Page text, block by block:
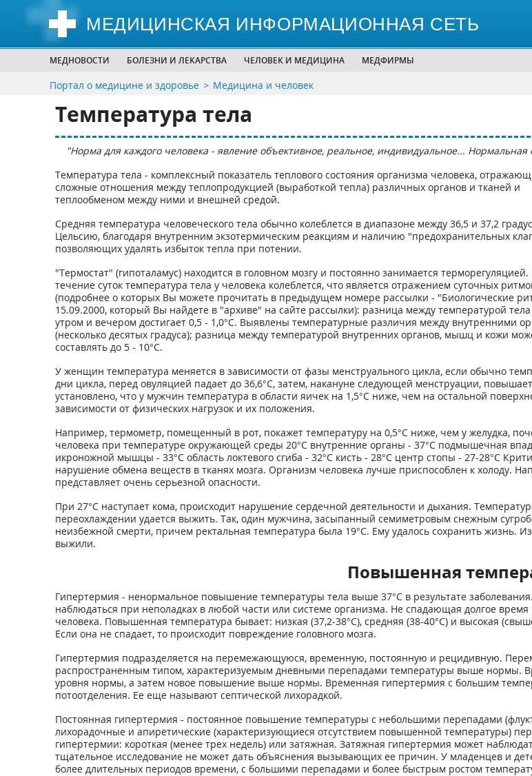
МЕДИЦИНСКАЯ ИНФОРМАЦИОННАЯ СЕТЬ
МЕДНОВОСТИ БОЛЕЗНИ И ЛЕКАРСТВА ЧЕЛОВЕК И МЕДИЦИНА МЕДФИРМЫ
Портал о медицине и здоровье Медицина и человек
Температура тела
"Норма для каждого человека - явление объективное, реальное, индивидуальное...
Температура тела - комплексный показатель теплового состояния организма человека,
сложные отношения между теплопродукцией (выработкой тепла) различных органов и тканей и
теплообменом между ними и внешней средой.
Средняя температура человеческого тела обычно колеблется в диапазоне между 36,5 и 37,2
Цельсию, благодаря внутренним экзотермическим реакциям и наличию "предохранительных
позволяющих удалять избыток тепла при потении.
"Термостат" (гипоталамус) находится в головном мозгу и постоянно занимается терморегуляцией.
течение суток температура тела у человека колеблется, что является отражением суточных
(подробнее о которых Вы можете прочитать в предыдущем номере рассылки - "Биологические
15.09.2000, который Вы найдете в "архиве" на сайте рассылки): разница между температурой
утром и вечером достигает 0,5 - 1,0°С. Выявлены температурные различия между внутренними
(несколько десятых градуса); разница между температурой внутренних органов, мышц и кожи
составлять до 5 - 10°С.
У женщин температура меняется в зависимости от фазы менструального цикла, если обычно
дни цикла, перед овуляцией падает до 36,6°С, затем, накануне следующей менструации,
установлено, что у мужчин температура в области яичек на 1,5°С ниже, чем на остальной
зависимости от физических нагрузок и их положения.
Например, термометр, помещенный в рот, покажет температуру на 0,5°С ниже, чем у желудка,
человека при температуре окружающей среды 20°С внутренние органы - 37°С подмышечная
икроножной мышцы - 33°С область локтевого сгиба - 32°С кисть - 28°С центр стопы - 27-28°С
нарушение обмена веществ в тканях мозга. Организм человека лучше приспособлен к холоду.
представляет очень серьезной опасности.
При 27°С наступает кома, происходит нарушение сердечной деятельности и дыхания.
переохлаждении удается выжить. Так, один мужчина, засыпанный семиметровым снежным
неизбежной смерти, причем ректальная температура была 19°С. Ему удалось сохранить жизнь.
выжили.
Повышенная
Гипертермия - ненормальное повышение температуры тела выше 37°С в результате
наблюдаться при неполадках в любой части или системе организма. Не спадающая долгое
человека. Повышенная температура бывает: низкая (37,2-38°С), средняя (38-40°С) и высокая
Если она не спадает, то происходит повреждение головного мозга.
Гипертермия подразделяется на перемежающуюся, временную, постоянную и рецидивную.
распространенным типом, характеризуемым дневными перепадами температуры выше нормы.
уровня нормы, а затем новое повышение выше нормы. Временная гипертермия с большим
потоотделения. Ее еще называют септической лихорадкой.
Постоянная гипертермия - постоянное повышение температуры с небольшими перепадами
лихорадочные и апиретические (характеризующиеся отсутствием повышенной температуры)
гипертермии: короткая (менее трех недель) или затяжная. Затяжная гипертермия может
тщательное исследование не может дать объяснения вызывающих ее причин. У младенцев и
более длительных периодов времени, с большими перепадами и более быстрым ростом